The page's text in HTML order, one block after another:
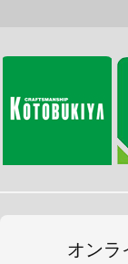
※本製品は
※画像は
ます。ま
※本製品
オンラ